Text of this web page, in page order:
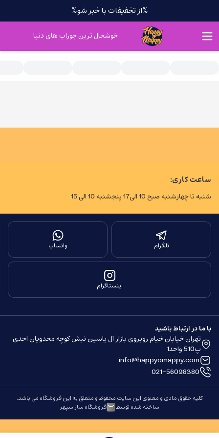
%از تخفیفات با خبر شو%
خوشحال ترین جوراب های دنیا
ساعت کاری:
شنبه تا چهارشنبه صبح 10 الی17 پنجشنبه 10 الی 15
تلگرام واتساپ
اینستاگرام
با ما در ارتباط باشید
تهران خیابان خیام روبروی بازار آل یاسین نبش کوچه محدویان احدی
پ510 واحد1
info@happyomappy.com
021-56098380
کلیه حقوق مادی و معنوی این سایت محفوظ و متعلق به این فروشگاه می باشد.
ساخته شده توسط
فروشگاه ساز سپهر